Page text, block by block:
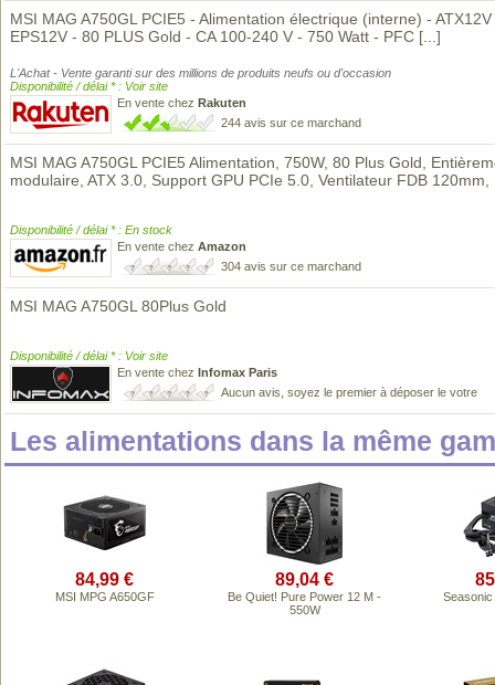
MSI MAG A750GL PCIE5 - Alimentation électrique (interne) -
EPS12V - 80 PLUS Gold - CA 100-240 V - 750 Watt - PFC [...]
L'Achat - Vente garanti sur des millions de produits neufs ou d'occasion
Disponibilité / délai * : Voir site
En vente chez Rakuten
244 avis sur ce marchand
MSI MAG A750GL PCIE5 Alimentation, 750W, 80 Plus Gold,
modulaire, ATX 3.0, Support GPU PCIe 5.0, Ventilateur FDB 120mm,
Disponibilité / délai * : En stock
En vente chez Amazon
304 avis sur ce marchand
MSI MAG A750GL 80Plus Gold
Disponibilité / délai * : Voir site
En vente chez Infomax Paris
Aucun avis, soyez le premier à déposer le votre
Les alimentations dans la même
84,99 €
MSI MPG A650GF
89,04 €
Be Quiet! Pure Power 12 M -
550W